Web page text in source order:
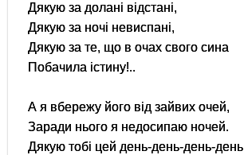
Дякую за долані відстані,
Дякую за ночі невиспані,
Дякую за те, що в очах свого сина
Побачила істину!..
А я вбережу його від зайвих очей,
Заради нього я недосипаю ночей.
Дякую тобі цей день-день-день-день